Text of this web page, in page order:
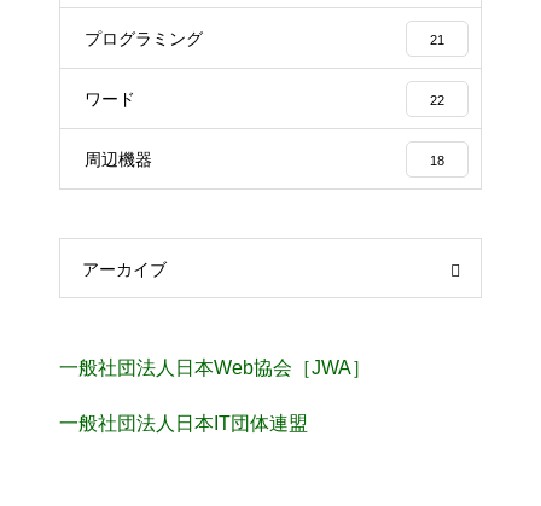
プログラミング 21
ワード 22
周辺機器 18
アーカイブ
一般社団法人日本Web協会［JWA］
一般社団法人日本IT団体連盟